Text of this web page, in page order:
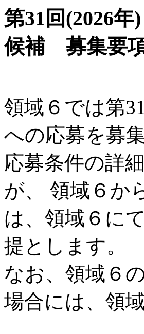
第31回(2026
候補 募集要
領域６では第
への応募を募
応募条件の詳
が、 領域６か
は、領域６に
提とします。
なお、領域６
場合には、領